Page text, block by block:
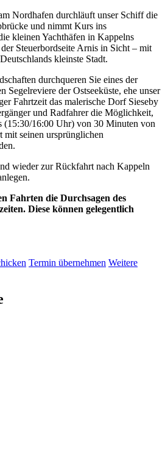
Nordhafen durchläuft unser Schiff die
und nimmt Kurs ins
kleinen Yachthäfen in Kappelns
Steuerbordseite Arnis in Sicht – mit
kleinste Stadt.
durchqueren Sie eines der
Segelreviere der Ostseeküste, ehe unser
Fahrtzeit das malerische Dorf Sieseby
und Radfahrer die Möglichkeit,
(15:30/16:00 Uhr) von 30 Minuten von
mit seinen ursprünglichen
wieder zur Rückfahrt nach Kappeln
Fahrten die Durchsagen des
Diese können gelegentlich
Termin übernehmen Weitere